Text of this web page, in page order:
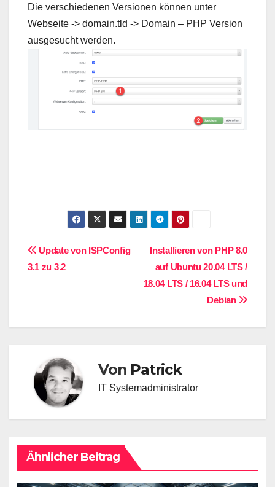
Die verschiedenen Versionen können unter
Webseite -> domain.tld -> Domain – PHP Version
ausgesucht werden.
Beitragsnavigation
Installieren von PHP 8.0
auf Ubuntu 20.04 LTS /
18.04 LTS / 16.04 LTS und
Debian
Update von ISPConfig
3.1 zu 3.2
Von Patrick
IT Systemadministrator
Ähnlicher Beitrag